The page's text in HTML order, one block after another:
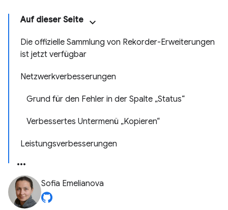
Auf dieser Seite
Die offizielle Sammlung von Rekorder-Erweiterungen
ist jetzt verfügbar
Netzwerkverbesserungen
Grund für den Fehler in der Spalte „Status“
Verbessertes Untermenü „Kopieren“
Leistungsverbesserungen
Sofia Emelianova